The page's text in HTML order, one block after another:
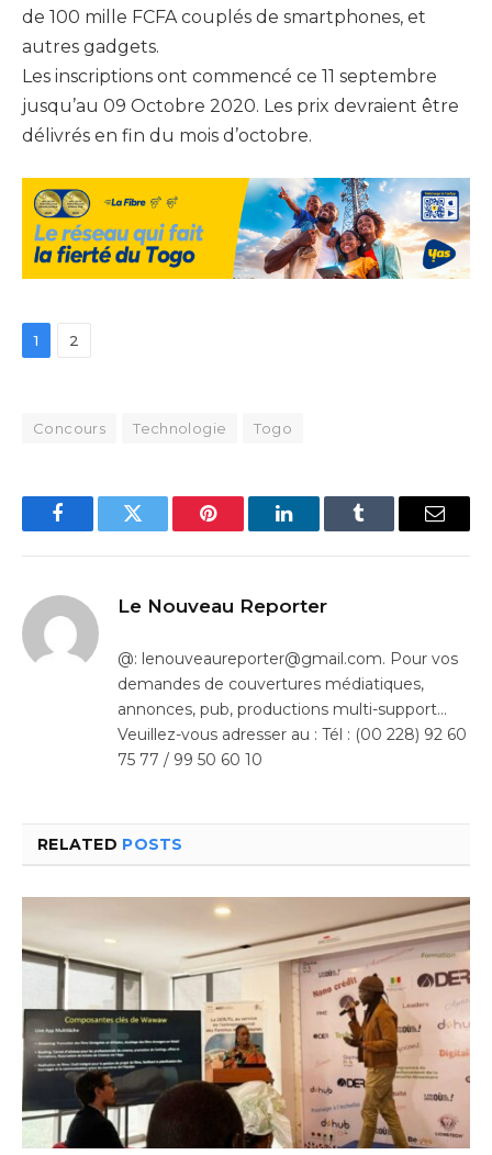
de 100 mille FCFA couplés de smartphones, et
autres gadgets.
Les inscriptions ont commencé ce 11 septembre
jusqu’au 09 Octobre 2020. Les prix devraient être
délivrés en fin du mois d’octobre.
1 2
Concours Technologie Togo
FacebookTwitter Pinterest LinkedInTumblr Email
Le Nouveau Reporter
@: lenouveaureporter@gmail.com. Pour vos
demandes de couvertures médiatiques,
annonces, pub, productions multi-support…
Veuillez-vous adresser au : Tél : (00 228) 92 60
75 77 / 99 50 60 10
RELATED POSTS